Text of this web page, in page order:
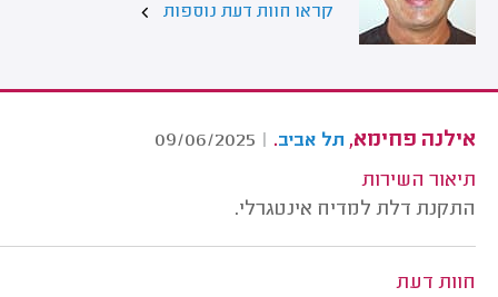
קראו חוות דעת נוספות
אילנה פחימא, תל אביב.
|
09/06/2025
תיאור השירות
התקנת דלת למדיח אינטגרלי.
חוות דעת